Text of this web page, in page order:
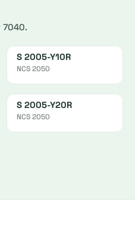
7040.
S 2005-Y10R
NCS 2050
S 2005-Y20R
NCS 2050